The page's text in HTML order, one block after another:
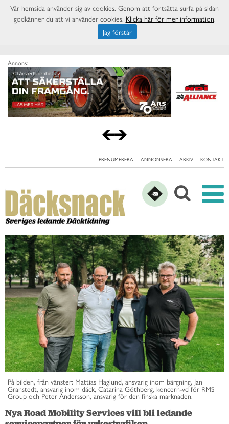
Annons:
PRENUMERERA ANNONSERA ARKIV KONTAKT
På bilden, från vänster: Mattias Haglund, ansvarig inom bärgning, Jan
Granstedt, ansvarig inom däck, Catarina Göthberg, koncern-vd för RMS
Group och Peter Andersson, ansvarig för den finska marknaden.
Nya Road Mobility Services vill bli ledande
Vår hemsida använder sig av cookies. Genom att fortsätta surfa på sidan
godkänner du att vi använder cookies. Klicka här för mer information.
Jag förstår